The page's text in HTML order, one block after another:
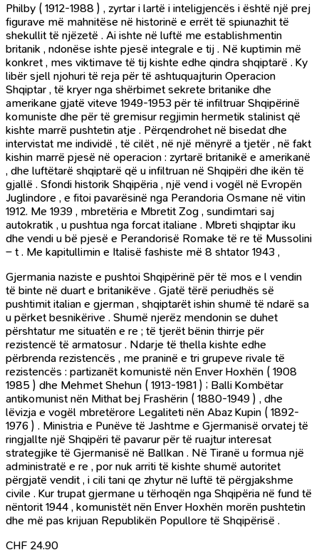
Philby ( 1912-1988 ) , zyrtar i lartë i inteligjencës i është një prej
figurave më mahnitëse në historinë e errët të spiunazhit të
shekullit të njëzetë . Ai ishte në luftë me establishmentin
britanik , ndonëse ishte pjesë integrale e tij . Në kuptimin më
konkret , mes viktimave të tij kishte edhe qindra shqiptarë . Ky
libër sjell njohuri të reja për të ashtuquajturin Operacion
Shqiptar , të kryer nga shërbimet sekrete britanike dhe
amerikane gjatë viteve 1949-1953 për të infiltruar Shqipërinë
komuniste dhe për të gremisur regjimin hermetik stalinist që
kishte marrë pushtetin atje . Përqendrohet në bisedat dhe
intervistat me individë , të cilët , në një mënyrë a tjetër , në fakt
kishin marrë pjesë në operacion : zyrtarë britanikë e amerikanë
, dhe luftëtarë shqiptarë që u infiltruan në Shqipëri dhe ikën të
gjallë . Sfondi historik Shqipëria , një vend i vogël në Evropën
Juglindore , e fitoi pavarësinë nga Perandoria Osmane në vitin
1912. Me 1939 , mbretëria e Mbretit Zog , sundimtari saj
autokratik , u pushtua nga forcat italiane . Mbreti shqiptar iku
dhe vendi u bë pjesë e Perandorisë Romake të re të Mussolini
– t . Me kapitullimin e Italisë fashiste më 8 shtator 1943 ,
Gjermania naziste e pushtoi Shqipërinë për të mos e l vendin
të binte në duart e britanikëve . Gjatë tërë periudhës së
pushtimit italian e gjerman , shqiptarët ishin shumë të ndarë sa
u përket besnikërive . Shumë njerëz mendonin se duhet
përshtatur me situatën e re ; të tjerët bënin thirrje për
rezistencë të armatosur . Ndarje të thella kishte edhe
përbrenda rezistencës , me praninë e tri grupeve rivale të
rezistencës : partizanët komunistë nën Enver Hoxhën ( 1908
1985 ) dhe Mehmet Shehun ( 1913-1981 ) ; Balli Kombëtar
antikomunist nën Mithat bej Frashërin ( 1880-1949 ) , dhe
lëvizja e vogël mbretërore Legaliteti nën Abaz Kupin ( 1892-
1976 ) . Ministria e Punëve të Jashtme e Gjermanisë orvatej të
ringjallte një Shqipëri të pavarur për të ruajtur interesat
strategjike të Gjermanisë në Ballkan . Në Tiranë u formua një
administratë e re , por nuk arriti të kishte shumë autoritet
përgjatë vendit , i cili tani qe zhytur në luftë të përgjakshme
civile . Kur trupat gjermane u tërhoqën nga Shqipëria në fund të
nëntorit 1944 , komunistët nën Enver Hoxhën morën pushtetin
dhe më pas krijuan Republikën Popullore të Shqipërisë .
CHF 24.90